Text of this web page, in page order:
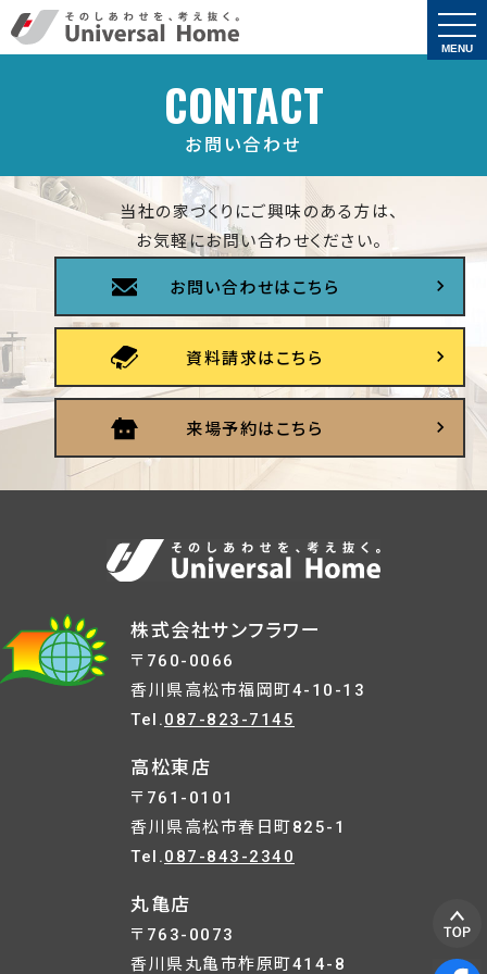
CONTACT
お問い合わせ
当社の家づくりにご興味のある方は、
お気軽にお問い合わせください。
お問い合わせはこちら
資料請求はこちら
来場予約はこちら
株式会社サンフラワー
〒760-0066
香川県高松市福岡町4-10-13
Tel.087-823-7145
高松東店
〒761-0101
香川県高松市春日町825-1
Tel.087-843-2340
丸亀店
〒763-0073
香川県丸亀市柞原町414-8
MENU